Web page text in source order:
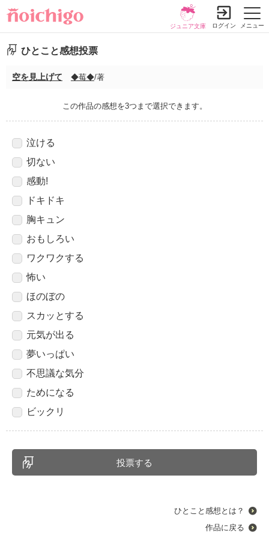
メニュー
ジュニア文庫 ログイン
ひとこと感想投票
空を見上げて ◆莓◆/著
この作品の感想を3つまで選択できます。
泣ける
切ない
感動!
ドキドキ
胸キュン
おもしろい
ワクワクする
怖い
ほのぼの
スカッとする
元気が出る
夢いっぱい
不思議な気分
ためになる
ビックリ
ひとこと感想とは？
作品に戻る